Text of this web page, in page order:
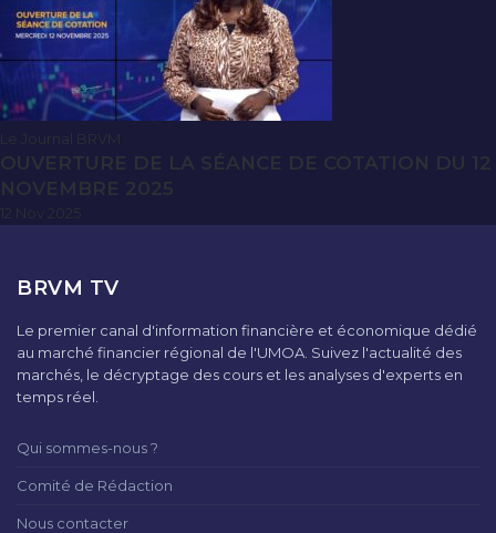
Le Journal BRVM
OUVERTURE DE LA SÉANCE DE COTATION DU 12
NOVEMBRE 2025
BRVM TV
Le premier canal d'information financière et économique dédié
au marché financier régional de l'UMOA. Suivez l'actualité des
marchés, le décryptage des cours et les analyses d'experts en
temps réel.
Qui sommes-nous ?
Comité de Rédaction
Nous contacter